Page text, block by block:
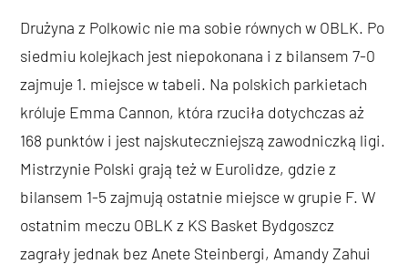
Drużyna z Polkowic nie ma sobie równych w OBLK. Po
siedmiu kolejkach jest niepokonana i z bilansem 7-0
zajmuje 1. miejsce w tabeli. Na polskich parkietach
króluje Emma Cannon, która rzuciła dotychczas aż
168 punktów i jest najskuteczniejszą zawodniczką ligi.
Mistrzynie Polski grają też w Eurolidze, gdzie z
bilansem 1-5 zajmują ostatnie miejsce w grupie F. W
ostatnim meczu OBLK z KS Basket Bydgoszcz
zagrały jednak bez Anete Steinbergi, Amandy Zahui